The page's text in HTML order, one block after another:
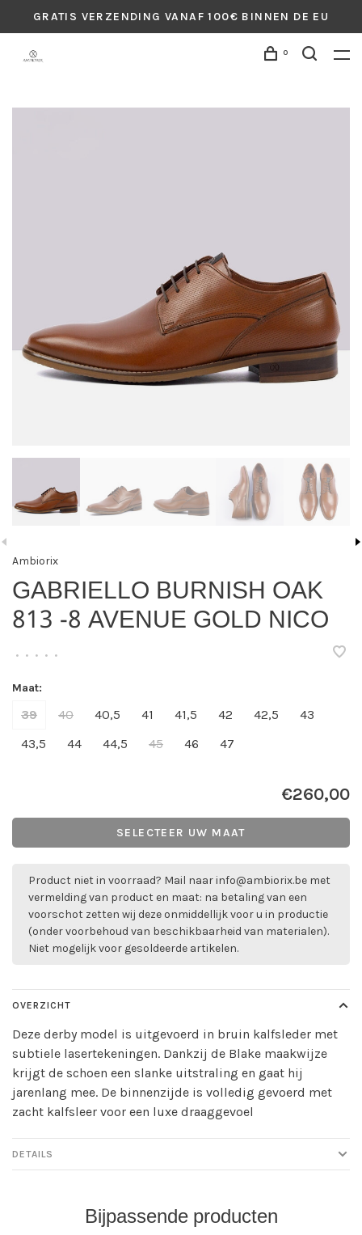
GRATIS VERZENDING VANAF 100€ BINNEN DE EU
0
Ambiorix
GABRIELLO BURNISH OAK
813 -8 AVENUE GOLD NICO
• • • • •
Maat:
39 40 40,5 41 41,5 42 42,5
43
43,5
44 44,5 45 46 47
€260,00
SELECTEER UW MAAT
Product niet in voorraad? Mail naarinfo@ambiorix.be met
vermelding van product en maat: na betaling van een
voorschot zetten wij deze onmiddellijk voor u in productie
(onder voorbehoud van beschikbaarheid van materialen).
Niet mogelijk voor gesoldeerde artikelen.
OVERZICHT
Deze derby model is uitgevoerd in bruin kalfsleder met
subtiele lasertekeningen. Dankzij de Blake maakwijze
krijgt de schoen een slanke uitstraling en gaat hij
jarenlang mee. De binnenzijde is volledig gevoerd met
zacht kalfsleer voor een luxe draaggevoel
DETAILS
Bijpassende producten